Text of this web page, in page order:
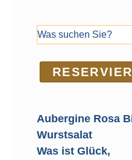
Aubergine Rosa
Wurstsalat
Was ist Glück,